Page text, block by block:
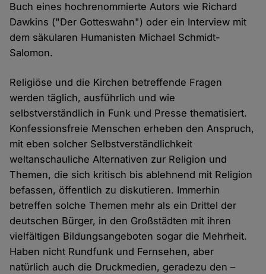
Buch eines hochrenommierte Autors wie Richard
Dawkins ("Der Gotteswahn") oder ein Interview mit
dem säkularen Humanisten Michael Schmidt-
Salomon.
Religiöse und die Kirchen betreffende Fragen
werden täglich, ausführlich und wie
selbstverständlich in Funk und Presse thematisiert.
Konfessionsfreie Menschen erheben den Anspruch,
mit eben solcher Selbstverständlichkeit
weltanschauliche Alternativen zur Religion und
Themen, die sich kritisch bis ablehnend mit Religion
befassen, öffentlich zu diskutieren. Immerhin
betreffen solche Themen mehr als ein Drittel der
deutschen Bürger, in den Großstädten mit ihren
vielfältigen Bildungsangeboten sogar die Mehrheit.
Haben nicht Rundfunk und Fernsehen, aber
natürlich auch die Druckmedien, geradezu den –